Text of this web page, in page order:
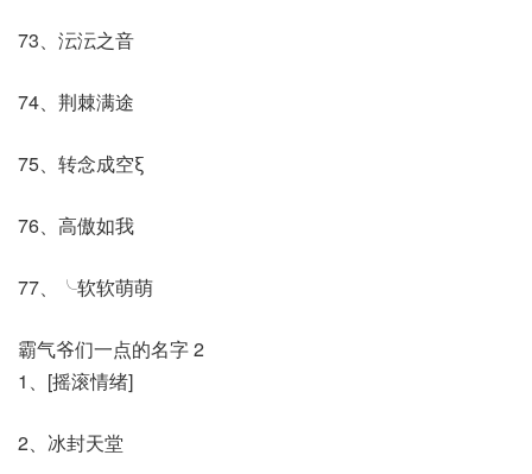
73、沄沄之音
74、荆棘满途
75、转念成空ξ
76、高傲如我
77、╰软软萌萌
霸气爷们一点的名字 2
1、[摇滚情绪]
2、冰封天堂